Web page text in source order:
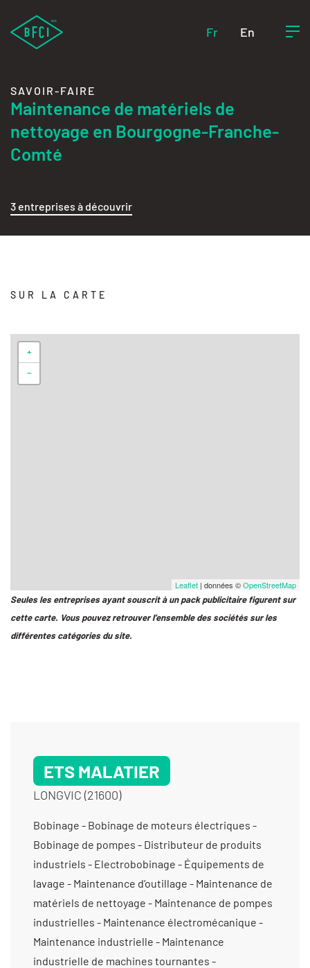
Fr En
SAVOIR-FAIRE
Maintenance de matériels de
nettoyage en Bourgogne-Franche-
Comté
3 entreprises à découvrir
SUR LA CARTE
+
−
Leaflet | données ©OpenStreetMap
Seules les entreprises ayant souscrit à un pack publicitaire figurent sur
cette carte. Vous pouvez retrouver l’ensemble des sociétés sur les
différentes catégories du site.
ETS MALATIER
LONGVIC (21600)
Bobinage - Bobinage de moteurs électriques -
Bobinage de pompes - Distributeur de produits
industriels - Electrobobinage - Équipements de
lavage - Maintenance d’outillage - Maintenance de
matériels de nettoyage - Maintenance de pompes
industrielles - Maintenance électromécanique -
Maintenance industrielle - Maintenance
industrielle de machines tournantes -